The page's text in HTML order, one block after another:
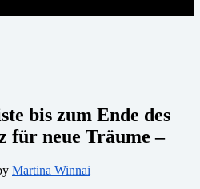
bis zum Ende des
für neue Träume –
Martina Winnai